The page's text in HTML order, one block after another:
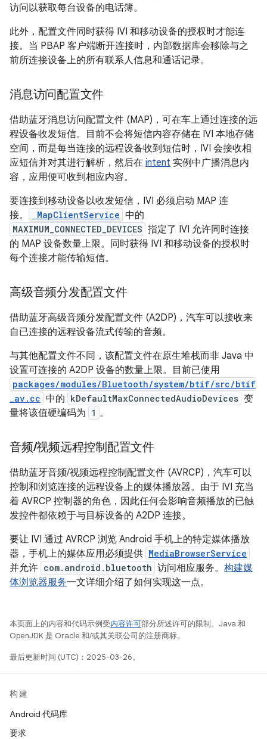
访问以获取每台设备的电话簿。
此外，配置文件同时获得 IVI 和移动设备的授权时才能连
接。当 PBAP 客户端断开连接时，内部数据库会移除与之
前所连接设备上的所有联系人信息和通话记录。
消息访问配置文件
借助蓝牙消息访问配置文件 (MAP)，可在车上通过连接的远
程设备收发短信。目前不会将短信内容存储在 IVI 本地存储
空间，而是每当连接的远程设备收到短信时，IVI 会接收相
应短信并对其进行解析，然后在 intent 实例中广播消息内
容，应用便可收到相应内容。
要连接到移动设备以收发短信，IVI 必须启动 MAP 连
接。
MapClientService 中的
MAXIMUM_CONNECTED_DEVICES 指定了 IVI 允许同时连接
的 MAP 设备数量上限。同时获得 IVI 和移动设备的授权时
每个连接才能传输短信。
高级音频分发配置文件
借助蓝牙高级音频分发配置文件 (A2DP)，汽车可以接收来
自已连接的远程设备流式传输的音频。
与其他配置文件不同，该配置文件在原生堆栈而非 Java 中
设置可连接的 A2DP 设备的数量上限。目前已使用
packages/modules/Bluetooth/system/btif/src/btif
_av.cc 中的 kDefaultMaxConnectedAudioDevices 变
量将该值硬编码为 1 。
音频/视频远程控制配置文件
借助蓝牙音频/视频远程控制配置文件 (AVRCP)，汽车可以
控制和浏览连接的远程设备上的媒体播放器。由于 IVI 充当
着 AVRCP 控制器的角色，因此任何会影响音频播放的已触
发控件都依赖于与目标设备的 A2DP 连接。
要让 IVI 通过 AVRCP 浏览 Android 手机上的特定媒体播放
器，手机上的媒体应用必须提供 MediaBrowserService
并允许 com.android.bluetooth 访问相应服务。 构建媒
体浏览器服务一文详细介绍了如何实现这一点。
本页面上的内容和代码示例受内容许可部分所述许可的限制。Java 和
OpenJDK 是 Oracle 和/或其关联公司的注册商标。
最后更新时间 (UTC)：2025-03-26。
构建
Android 代码库
要求